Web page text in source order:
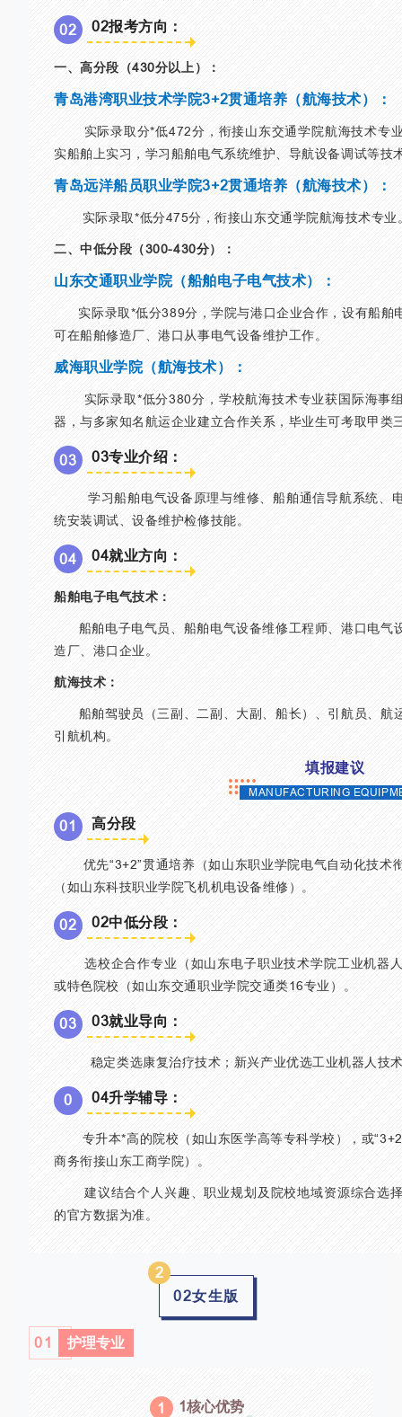
02 02报考方向：
一、高分段（430分以上）：
青岛港湾职业技术学院3+2贯通培养（航海技术）：
实际录取分*低472分，衔接山东交通学院航海技术专
实船舶上实习，学习船舶电气系统维护、导航设备调试等技
青岛远洋船员职业学院3+2贯通培养（航海技术）：
实际录取*低分475分，衔接山东交通学院航海技术专业
二、中低分段（300-430分）：
山东交通职业学院（船舶电子电气技术）：
实际录取*低分389分，学院与港口企业合作，设有船舶
可在船舶修造厂、港口从事电气设备维护工作。
威海职业学院（航海技术）：
实际录取*低分380分，学校航海技术专业获国际海事
器，与多家知名航运企业建立合作关系，毕业生可考取甲类
03 03专业介绍：
学习船舶电气设备原理与维修、船舶通信导航系统、电
统安装调试、设备维护检修技能。
04 04就业方向：
船舶电子电气技术：
船舶电子电气员、船舶电气设备维修工程师、港口电气
造厂、港口企业。
航海技术：
船舶驾驶员（三副、二副、大副、船长）、引航员、航
引航机构。
填报建议
MANUFACTURING
01 高分段
优先“3+2”贯通培养（如山东职业学院电气自动化技术
（如山东科技职业学院飞机机电设备维修）。
02 02中低分段：
选校企合作专业（如山东电子职业技术学院工业机器人
或特色院校（如山东交通职业学院交通类16专业）。
03 03就业导向：
稳定类选康复治疗技术；新兴产业优选工业机器人技术
0 04升学辅导：
专升本*高的院校（如山东医学高等专科学校），或
商务衔接山东工商学院）。
建议结合个人兴趣、职业规划及院校地域资源综合选择
的官方数据为准。
2
02女生版
01 护理专业
1 1核心优势